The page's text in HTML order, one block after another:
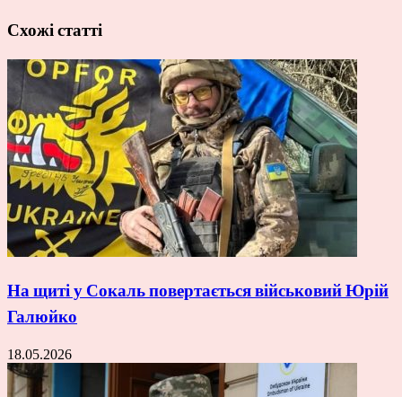
Схожі статті
На щиті у Сокаль повертається військовий Юрій
Галюйко
18.05.2026